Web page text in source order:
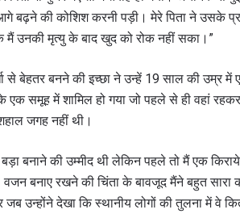
बढ़ने की कोशिश करनी पड़ी। मेरे पिता ने उसके
मैं उनकी मृत्यु के बाद खुद को रोक नहीं सका।”
से बेहतर बनने की इच्छा ने उन्हें 19 साल की उम्र
के एक समूह में शामिल हो गया जो पहले से ही वहां
जगह नहीं थी।
बनाने की उम्मीद थी लेकिन पहले तो मैं एक
वजन बनाए रखने की चिंता के बावजूद मैंने बहुत
उन्होंने देखा कि स्थानीय लोगों की तुलना में वे